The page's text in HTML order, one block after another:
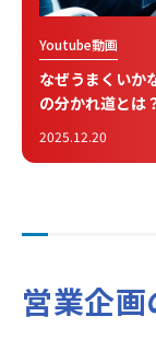
Youtube動画
なぜうまくいか
の分かれ道とは
2025.12.20
営業企